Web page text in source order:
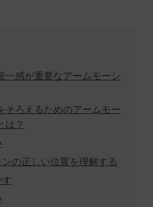
一感が重要なアームモーシ
そろえるためのアームモー
は？
の正しい位置を理解する
す